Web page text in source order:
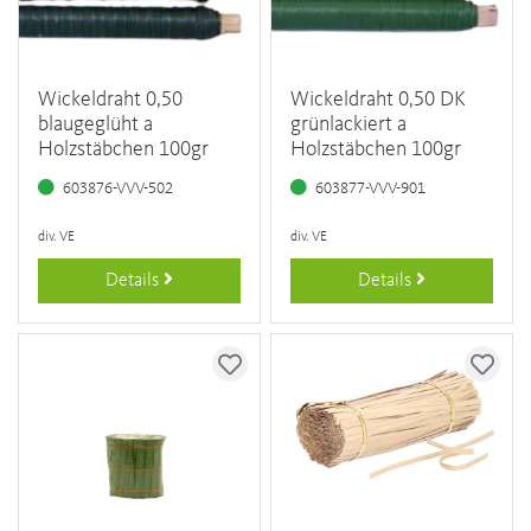
Wickeldraht 0,50
blaugeglüht a
Holzstäbchen 100gr
603876-VVV-502
div. VE
Details
Wickeldraht 0,50 DK
grünlackiert a
Holzstäbchen 100gr
603877-VVV-901
div. VE
Details